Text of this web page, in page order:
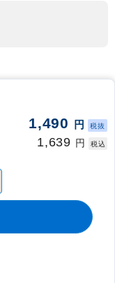
1,490 円 税抜
1,639 円 税込